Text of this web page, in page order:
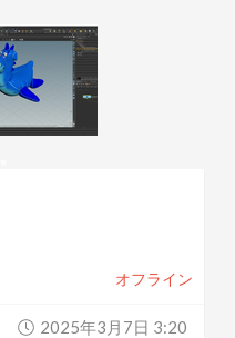
オフライン
2025年3月7日 3:20